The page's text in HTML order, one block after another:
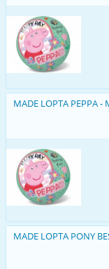
MADE LOPTA PEPPA -
MADE LOPTA PONY